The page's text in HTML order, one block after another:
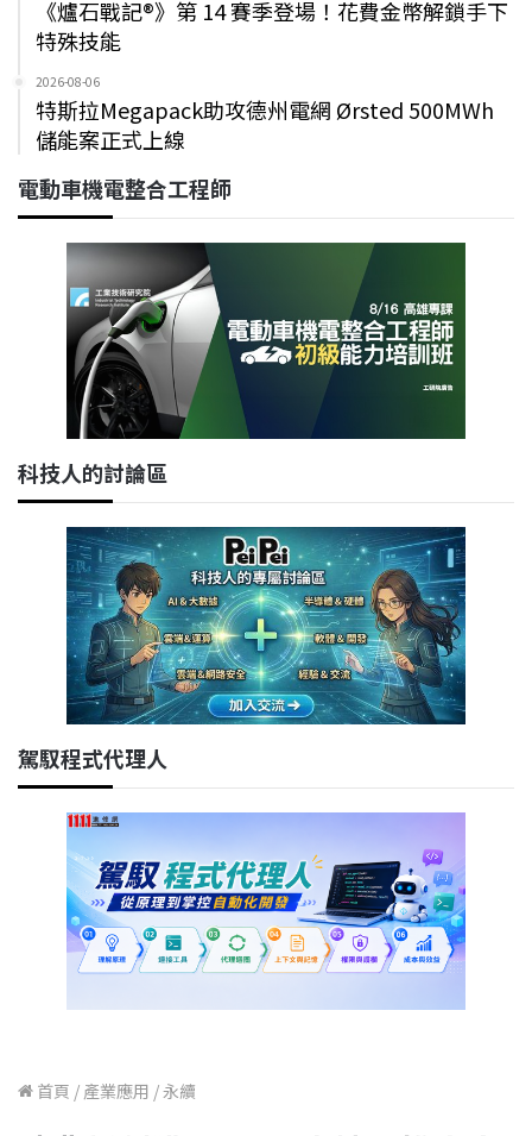
《爐石戰記®》第 14 賽季登場！花費金幣解鎖手下
特殊技能
2026-08-06
特斯拉Megapack助攻德州電網 Ørsted 500MWh
儲能案正式上線
電動車機電整合工程師
科技人的討論區
駕馭程式代理人